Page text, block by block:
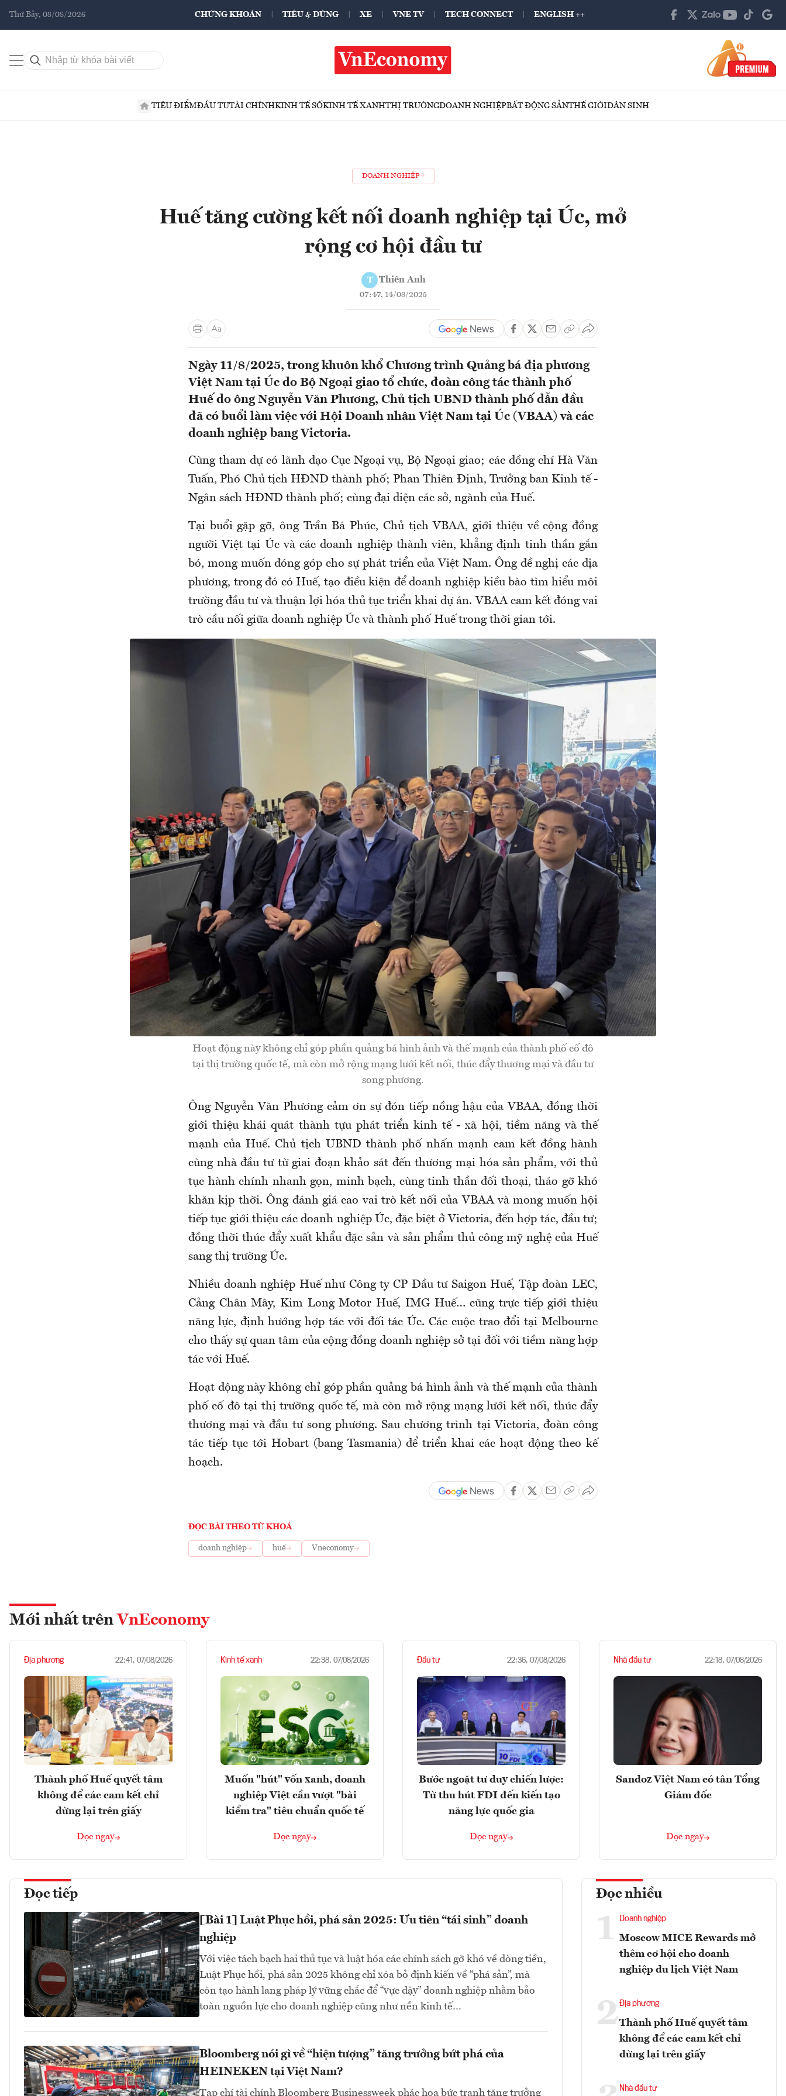
Thứ Bảy, 08/08/2026 CHỨNG KHOÁN TIÊU & DÙNG XE VNE TV TECH CONNECT ENGLISH ++
TIÊU ĐIỂMĐẦU TƯTÀI CHÍNHKINH TẾ SỐKINH TẾ XANHTHỊ TRƯỜNGDOANH NGHIỆPBẤT ĐỘNG SẢNTHẾ GIỚIDÂN SINH
DOANH NGHIỆP
Huế tăng cường kết nối doanh nghiệp tại Úc, mở
rộng cơ hội đầu tư
T Thiên Anh
07:47, 14/08/2025
Ngày 11/8/2025, trong khuôn khổ Chương trình Quảng bá địa phương
Việt Nam tại Úc do Bộ Ngoại giao tổ chức, đoàn công tác thành phố
Huế do ông Nguyễn Văn Phương, Chủ tịch UBND thành phố dẫn đầu
đã có buổi làm việc với Hội Doanh nhân Việt Nam tại Úc (VBAA) và các
doanh nghiệp bang Victoria.
Cùng tham dự có lãnh đạo Cục Ngoại vụ, Bộ Ngoại giao; các đồng chí Hà Văn
Tuấn, Phó Chủ tịch HĐND thành phố; Phan Thiên Định, Trưởng ban Kinh tế -
Ngân sách HĐND thành phố; cùng đại diện các sở, ngành của Huế.
Tại buổi gặp gỡ, ông Trần Bá Phúc, Chủ tịch VBAA, giới thiệu về cộng đồng
người Việt tại Úc và các doanh nghiệp thành viên, khẳng định tinh thần gắn
bó, mong muốn đóng góp cho sự phát triển của Việt Nam. Ông đề nghị các địa
phương, trong đó có Huế, tạo điều kiện để doanh nghiệp kiều bào tìm hiểu môi
trường đầu tư và thuận lợi hóa thủ tục triển khai dự án. VBAA cam kết đóng vai
trò cầu nối giữa doanh nghiệp Úc và thành phố Huế trong thời gian tới.
Hoạt động này không chỉ góp phần quảng bá hình ảnh và thế mạnh của thành phố cố đô
tại thị trường quốc tế, mà còn mở rộng mạng lưới kết nối, thúc đẩy thương mại và đầu tư
song phương.
Ông Nguyễn Văn Phương cảm ơn sự đón tiếp nồng hậu của VBAA, đồng thời
giới thiệu khái quát thành tựu phát triển kinh tế - xã hội, tiềm năng và thế
mạnh của Huế. Chủ tịch UBND thành phố nhấn mạnh cam kết đồng hành
cùng nhà đầu tư từ giai đoạn khảo sát đến thương mại hóa sản phẩm, với thủ
tục hành chính nhanh gọn, minh bạch, cùng tinh thần đối thoại, tháo gỡ khó
khăn kịp thời. Ông đánh giá cao vai trò kết nối của VBAA và mong muốn hội
tiếp tục giới thiệu các doanh nghiệp Úc, đặc biệt ở Victoria, đến hợp tác, đầu tư;
đồng thời thúc đẩy xuất khẩu đặc sản và sản phẩm thủ công mỹ nghệ của Huế
sang thị trường Úc.
Nhiều doanh nghiệp Huế như Công ty CP Đầu tư Saigon Huế, Tập đoàn LEC,
Cảng Chân Mây, Kim Long Motor Huế, IMG Huế… cũng trực tiếp giới thiệu
năng lực, định hướng hợp tác với đối tác Úc. Các cuộc trao đổi tại Melbourne
cho thấy sự quan tâm của cộng đồng doanh nghiệp sở tại đối với tiềm năng hợp
tác với Huế.
Hoạt động này không chỉ góp phần quảng bá hình ảnh và thế mạnh của thành
phố cố đô tại thị trường quốc tế, mà còn mở rộng mạng lưới kết nối, thúc đẩy
thương mại và đầu tư song phương. Sau chương trình tại Victoria, đoàn công
tác tiếp tục tới Hobart (bang Tasmania) để triển khai các hoạt động theo kế
hoạch.
ĐỌC BÀI THEO TỪ KHOÁ
doanh nghiệp huế Vneconomy
Mới nhất trên VnEconomy
Địa phương 22:41, 07/08/2026
Thành phố Huế quyết tâm
không để các cam kết chỉ
dừng lại trên giấy
Đọc ngay
Kinh tế xanh 22:38, 07/08/2026
Muốn "hút" vốn xanh, doanh
nghiệp Việt cần vượt "bài
kiểm tra" tiêu chuẩn quốc tế
Đọc ngay
Đầu tư 22:36, 07/08/2026
Bước ngoặt tư duy chiến lược:
Từ thu hút FDI đến kiến tạo
năng lực quốc gia
Đọc ngay
Nhà đầu tư 22:18, 07/08/2026
Sandoz Việt Nam có tân Tổng
Giám đốc
Đọc ngay
Đọc tiếp
[Bài 1] Luật Phục hồi, phá sản 2025: Ưu tiên “tái sinh” doanh
nghiệp
Với việc tách bạch hai thủ tục và luật hóa các chính sách gỡ khó về dòng tiền,
Luật Phục hồi, phá sản 2025 không chỉ xóa bỏ định kiến về “phá sản”, mà
còn tạo hành lang pháp lý vững chắc để “vực dậy” doanh nghiệp nhằm bảo
toàn nguồn lực cho doanh nghiệp cũng như nền kinh tế…
Bloomberg nói gì về “hiện tượng” tăng trưởng bứt phá của
HEINEKEN tại Việt Nam?
Tạp chí tài chính Bloomberg Businessweek phác họa bức tranh tăng trưởng
Đọc nhiều
1 Doanh nghiệp
Moscow MICE Rewards mở
thêm cơ hội cho doanh
nghiệp du lịch Việt Nam
2Địa phương
Thành phố Huế quyết tâm
không để các cam kết chỉ
dừng lại trên giấy
Nhà đầu tư